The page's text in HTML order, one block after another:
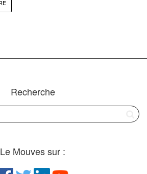
Recherche
Le Mouves sur :